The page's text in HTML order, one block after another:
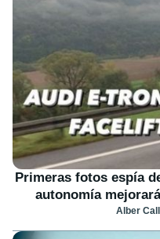
Primeras fotos espía
autonomía
Alber